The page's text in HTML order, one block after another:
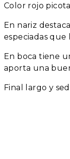
Color rojo
En nariz
especiadas
En boca tiene
aporta una
Final largo y